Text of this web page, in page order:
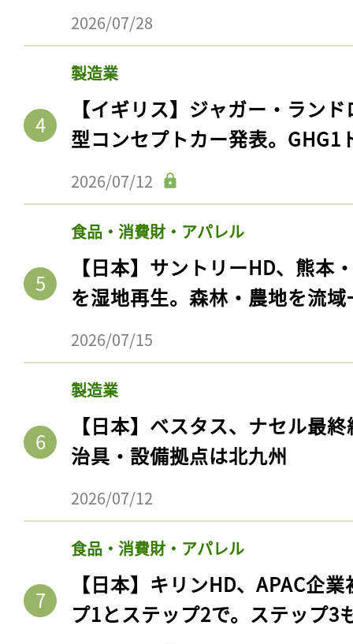
2026/07/28
製造業
【イギリス】ジャガー・ラン
型コンセプトカー発表。GHG1
2026/07/12
食品・消費財・アパレル
【日本】サントリーHD、熊本
を湿地再生。森林・農地を流
2026/07/15
製造業
【日本】ベスタス、ナセル最
治具・設備拠点は北九州
2026/07/12
食品・消費財・アパレル
【日本】キリンHD、APAC企
プ1とステップ2で。ステップ3